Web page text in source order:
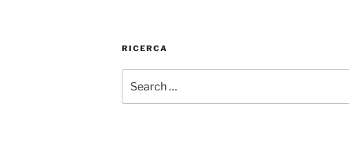
RICERCA
for: